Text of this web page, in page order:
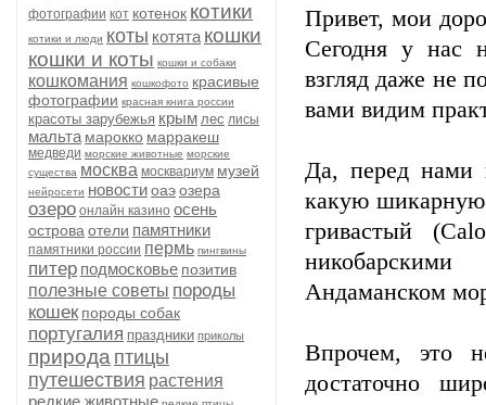
фотографии кот котенок котики
котики и люди коты котята кошки
кошки и коты кошки и собаки
кошкомания кошкофото красивые
фотографии красная книга россии
красоты зарубежья крым лес лисы
мальта марокко марракеш
медведи морские животные морские
существа москва москвариум музей
нейросети новостиоаэозера
озеро онлайн казино осень
острова отели памятники
памятники россии пермь пингвины
питер подмосковье позитив
полезные советы породы
кошек породы собак
португалия праздники приколы
природа птицы
путешествия растения
редкие животные
Привет, мои
Сегодня у нас
взгляд даже не
вами видим
Да, перед нами
какую шикарную
гривастый
Андаманском
Впрочем, это
достаточно